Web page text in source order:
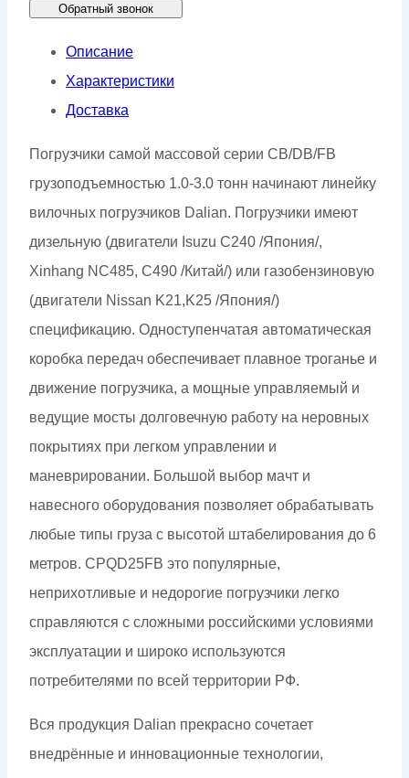
Обратный звонок
Описание
Характеристики
Доставка
Погрузчики самой массовой серии CB/DB/FB
грузоподъемностью 1.0-3.0 тонн начинают линейку
вилочных погрузчиков Dalian. Погрузчики имеют
дизельную (двигатели Isuzu C240 /Япония/,
Xinhang NC485, C490 /Китай/) или газобензиновую
(двигатели Nissan K21,K25 /Япония/)
спецификацию. Одноступенчатая автоматическая
коробка передач обеспечивает плавное троганье и
движение погрузчика, а мощные управляемый и
ведущие мосты долговечную работу на неровных
покрытиях при легком управлении и
маневрировании. Большой выбор мачт и
навесного оборудования позволяет обрабатывать
любые типы груза с высотой штабелирования до 6
метров. CPQD25FB это популярные,
неприхотливые и недорогие погрузчики легко
справляются с сложными российскими условиями
эксплуатации и широко используются
потребителями по всей территории РФ.
Вся продукция Dalian прекрасно сочетает
внедрённые и инновационные технологии,